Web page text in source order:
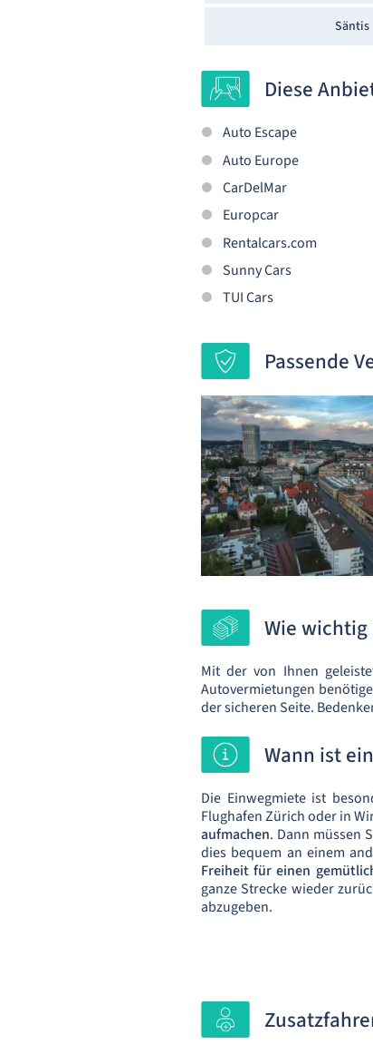
Säntis
Diese
Auto Escape
Auto Europe
CarDelMar
Europcar
Rentalcars.com
Sunny Cars
TUI Cars
Passende
Wie
Mit der von Ihnen
Autovermietungen
der sicheren Seite.
Wann ist
Die Einwegmiete ist
Flughafen Zürich oder in
aufmachen. Dann müssen
dies bequem an einem
Freiheit für einen
ganze Strecke wieder
abzugeben.